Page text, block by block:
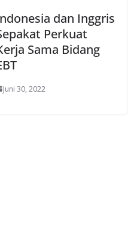
dan Inggris
Perkuat
Sama Bidang
Juni 30, 2022